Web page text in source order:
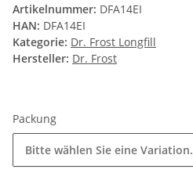
Artikelnummer: DFA14EI
HAN: DFA14EI
Kategorie: Dr. Frost Longfill
Hersteller: Dr. Frost
Packung
Bitte wählen Sie eine Variation.